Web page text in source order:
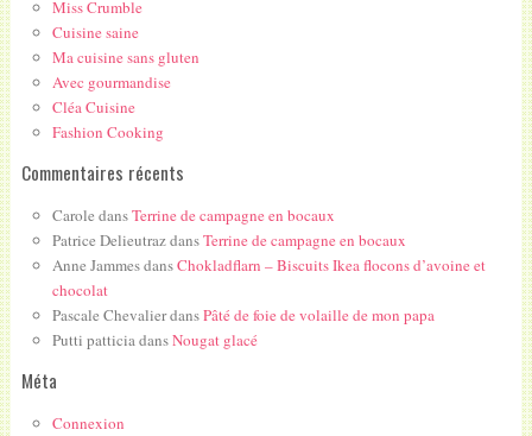
Miss Crumble
Cuisine saine
Ma cuisine sans gluten
Avec gourmandise
Cléa Cuisine
Fashion Cooking
Commentaires récents
Carole dansTerrine de campagne en bocaux
Patrice DelieutrazdansTerrine de campagne en bocaux
Anne JammesdansChokladflarn – Biscuits Ikea flocons d’avoine et
chocolat
Pascale ChevalierdansPâté de foie de volaille de mon papa
Putti patticiadansNougat glacé
Méta
Connexion